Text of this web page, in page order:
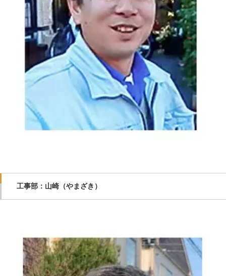
工事部：山崎（やまざき）